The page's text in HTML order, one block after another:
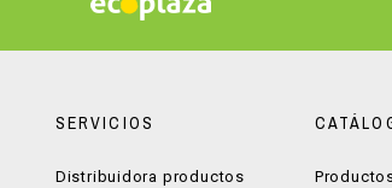
SERVICIOS
Distribuidora productos